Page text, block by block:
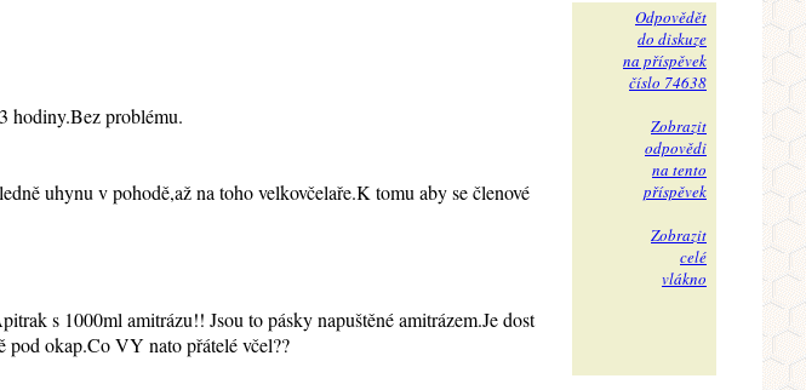
hodiny.Bez problému.
uhynu v pohodě,až na toho velkovčelaře.K tomu aby se členové
s 1000ml amitrázu!! Jsou to pásky napuštěné amitrázem.Je dost
okap.Co VY nato přátelé včel??
Odpovědět
do diskuze
na příspěvek
číslo 74638
Zobrazit
odpovědi
na tento
příspěvek
Zobrazit
celé
vlákno